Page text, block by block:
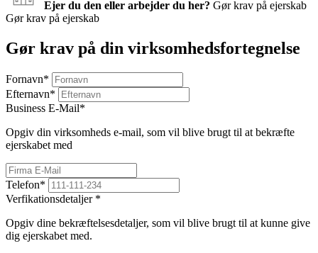
Ejer du den eller arbejder du her? Gør krav på ejerskab
Gør krav på ejerskab
Gør krav på din virksomhedsfortegnelse
Fornavn*
Efternavn*
Business E-Mail*
Opgiv din virksomheds e-mail, som vil blive brugt til at bekræfte
ejerskabet med
Telefon*
Verfikationsdetaljer *
Opgiv dine bekræftelsesdetaljer, som vil blive brugt til at kunne give
dig ejerskabet med.